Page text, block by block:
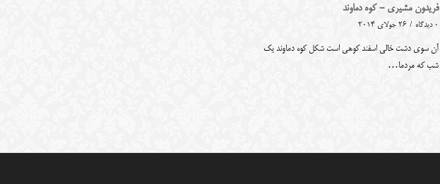
فریدون مشیری - كوه دماوند
0 دیدگاه / 26 جولای 2014
آن سوی دشت خالی اسفند کوهی است شکل کوه دماوند یک
شب که مردما…